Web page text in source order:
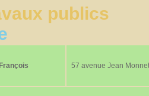
publics
57 avenue Jean Monnet